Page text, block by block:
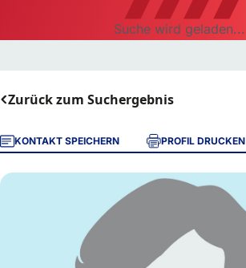
Suche wird geladen...
Zurück zum Suchergebnis
KONTAKT SPEICHERN PROFIL DRUCKEN